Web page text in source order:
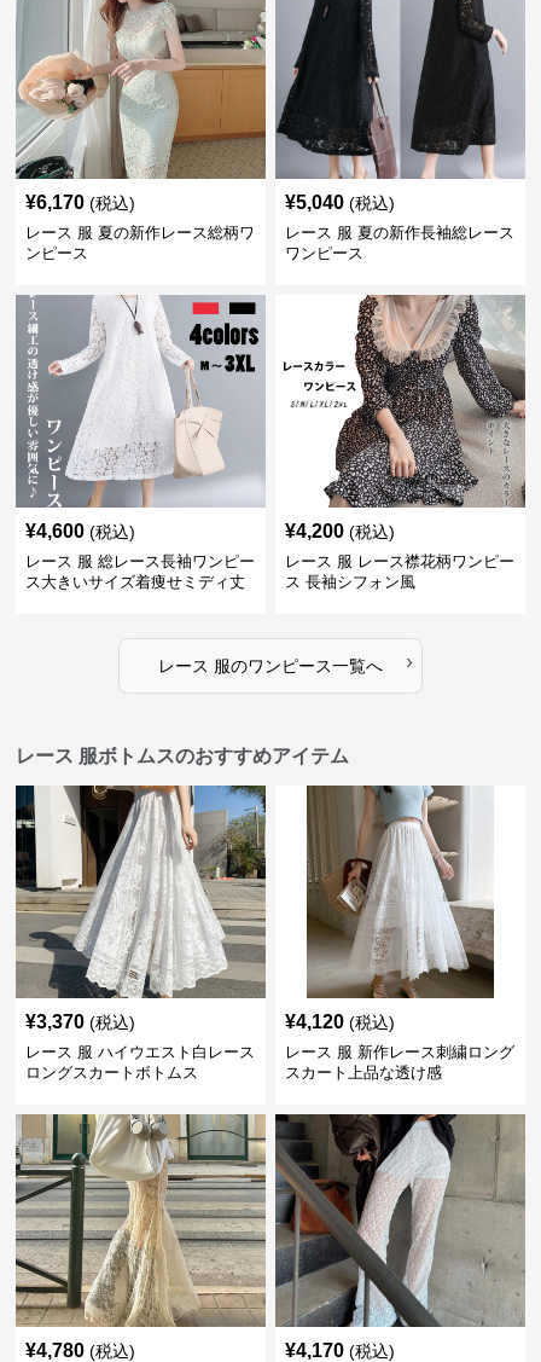
¥6,170 (税込)
レース 服 夏の新作レース総柄ワ
ンピース
¥5,040 (税込)
レース 服 夏の新作長袖総レース
ワンピース
¥4,600 (税込)
レース 服 総レース長袖ワンピー
ス大きいサイズ着痩せミディ丈
¥4,200 (税込)
レース 服 レース襟花柄ワンピー
ス 長袖シフォン風
レース 服のワンピース一覧へ ›
レース 服ボトムスのおすすめアイテム
¥3,370 (税込)
レース 服 ハイウエスト白レース
ロングスカートボトムス
¥4,120 (税込)
レース 服 新作レース刺繍ロング
スカート上品な透け感
¥4,780 (税込) ¥4,170 (税込)